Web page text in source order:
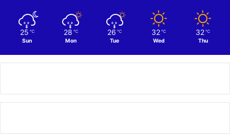
25 ℃
Sun
28 ℃
Mon
26 ℃
Tue
32 ℃
Wed
32 ℃
Thu